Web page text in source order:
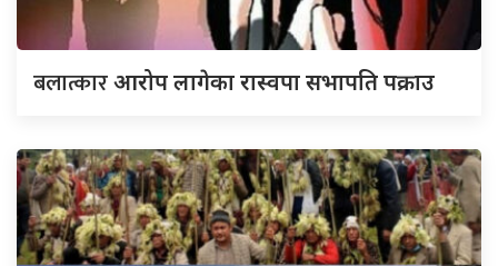
बलात्कारआरोप लागेका रास्वपा सभापति पक्राउ